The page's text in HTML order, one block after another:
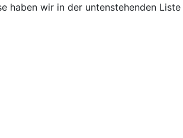
haben wir in der untenstehenden Liste